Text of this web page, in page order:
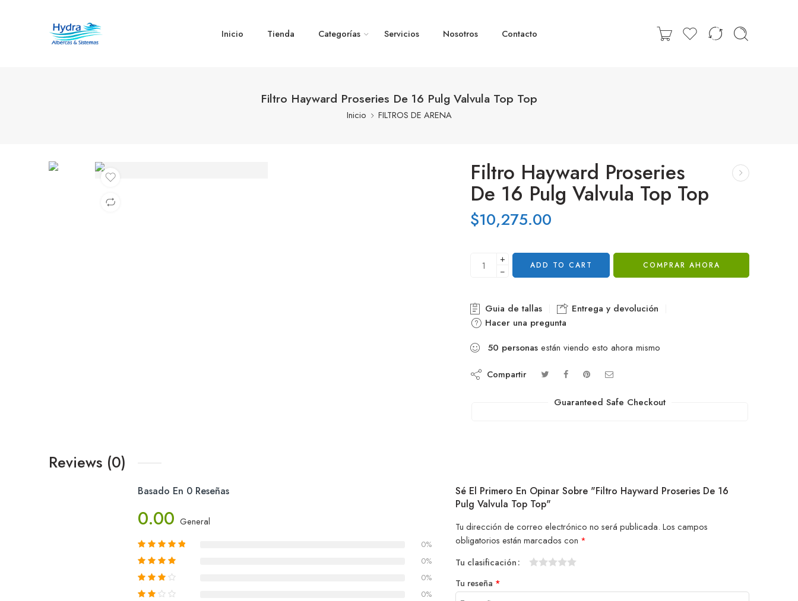
Inicio Tienda Categorías Servicios Nosotros Contacto
Filtro Hayward Proseries De 16 Pulg Valvula Top Top
Inicio FILTROS DE ARENA
Filtro Hayward Proseries
De 16 Pulg Valvula Top Top
$10,275.00
+
−
ADD TO CART COMPRAR AHORA
Guia de tallas
Entrega y devolución
Hacer una pregunta
50 personas están viendo esto ahora mismo
Compartir
Guaranteed Safe Checkout
Reviews (0)
Basado En 0 Reseñas
0.00 General
0%
0%
0%
0%
Sé El Primero En Opinar Sobre "Filtro Hayward Proseries De 16
Pulg Valvula Top Top"
Tu dirección de correo electrónico no será publicada. Los campos
obligatorios están marcados con *
Tu clasificación
Tu reseña *